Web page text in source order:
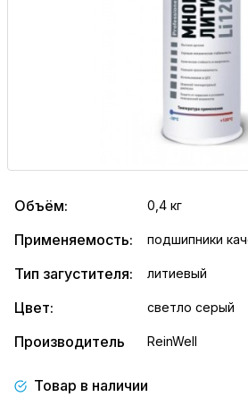
Объём: 0,4 кг
Применяемость: подшипники
Тип загустителя: литиевый
Цвет: светло серый
Производитель ReinWell
Товар в наличии